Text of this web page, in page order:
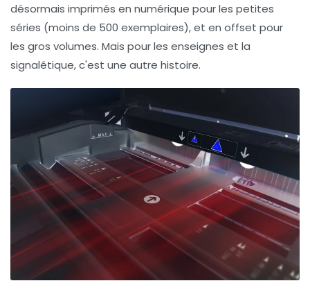
désormais imprimés en numérique pour les petites
séries (moins de 500 exemplaires), et en offset pour
les gros volumes. Mais pour les enseignes et la
signalétique, c'est une autre histoire.